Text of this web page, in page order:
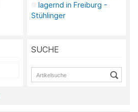
lagernd in Freiburg -
Stühlinger
SUCHE